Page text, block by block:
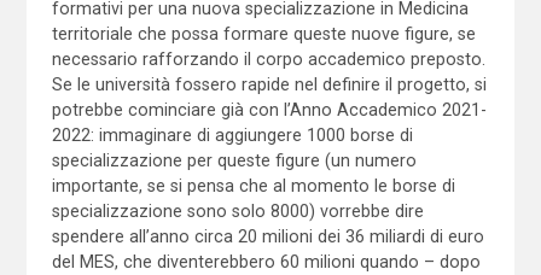
formativi per una nuova specializzazione in Medicina
territoriale che possa formare queste nuove figure, se
necessario rafforzando il corpo accademico preposto.
Se le università fossero rapide nel definire il progetto, si
potrebbe cominciare già con l’Anno Accademico 2021-
2022: immaginare di aggiungere 1000 borse di
specializzazione per queste figure (un numero
importante, se si pensa che al momento le borse di
specializzazione sono solo 8000) vorrebbe dire
spendere all’anno circa 20 milioni dei 36 miliardi di euro
del MES, che diventerebbero 60 milioni quando – dopo